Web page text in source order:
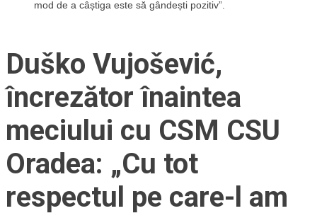
mod de a câștiga este să gândești pozitiv”.
Duško Vujošević,
încrezător înaintea
meciului cu CSM CSU
Oradea: „Cu tot
respectul pe care-l am